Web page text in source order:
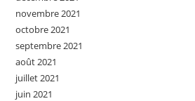
novembre 2021
octobre 2021
septembre 2021
août 2021
juillet 2021
juin 2021